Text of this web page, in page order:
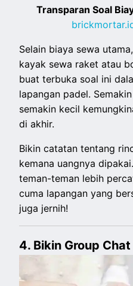
Transparan Soal
Selain biaya sewa
kayak sewa raket atau
buat terbuka soal ini
lapangan padel.
semakin kecil
di akhir.
Bikin catatan tentang
kemana uangnya
teman-teman lebih
cuma lapangan yang
juga jernih!
4. Bikin Group